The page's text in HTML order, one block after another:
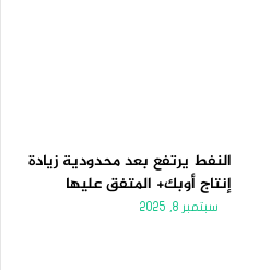
النفط يرتفع بعد محدودية زيادة
إنتاج أوبك+ المتفق عليها
سبتمبر 8, 2025